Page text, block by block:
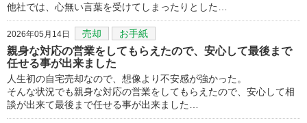
他社では、心無い言葉を受けてしまったりとした…
2026年05月14日 売却 お手紙
親身な対応の営業をしてもらえたので、安心して最後まで
任せる事が出来ました
人生初の自宅売却なので、想像より不安感が強かった。
そんな状況でも親身な対応の営業をしてもらえたので、安心して相
談が出来て最後まで任せる事が出来ました…